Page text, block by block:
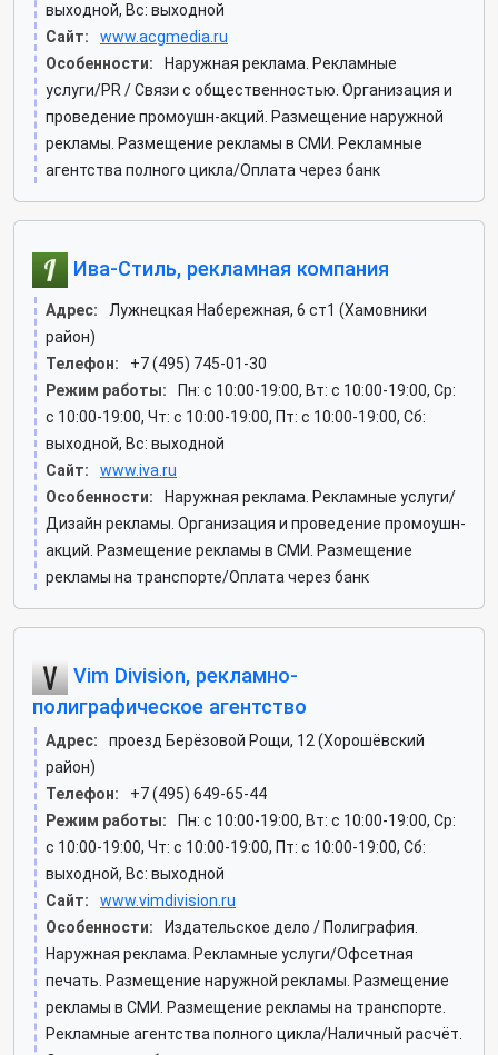
выходной, Вс: выходной
Сайт:
www.acgmedia.ru
Особенности:
Наружная реклама. Рекламные
услуги/PR / Связи с общественностью. Организация и
проведение промоушн-акций. Размещение наружной
рекламы. Размещение рекламы в СМИ. Рекламные
агентства полного цикла/Оплата через банк
Ива-Стиль, рекламная компания
Адрес:
Лужнецкая Набережная, 6 ст1 (Хамовники
район)
Телефон:
+7 (495) 745-01-30
Режим работы:
Пн: c 10:00-19:00, Вт: c 10:00-19:00, Ср:
c 10:00-19:00, Чт: c 10:00-19:00, Пт: c 10:00-19:00, Сб:
выходной, Вс: выходной
Сайт:
www.iva.ru
Особенности:
Наружная реклама. Рекламные услуги/
Дизайн рекламы. Организация и проведение промоушн-
акций. Размещение рекламы в СМИ. Размещение
рекламы на транспорте/Оплата через банк
Vim Division, рекламно-
полиграфическое агентство
Адрес:
проезд Берёзовой Рощи, 12 (Хорошёвский
район)
Телефон:
+7 (495) 649-65-44
Режим работы:
Пн: c 10:00-19:00, Вт: c 10:00-19:00, Ср:
c 10:00-19:00, Чт: c 10:00-19:00, Пт: c 10:00-19:00, Сб:
выходной, Вс: выходной
Сайт:
www.vimdivision.ru
Особенности:
Издательское дело / Полиграфия.
Наружная реклама. Рекламные услуги/Офсетная
печать. Размещение наружной рекламы. Размещение
рекламы в СМИ. Размещение рекламы на транспорте.
Рекламные агентства полного цикла/Наличный расчёт.